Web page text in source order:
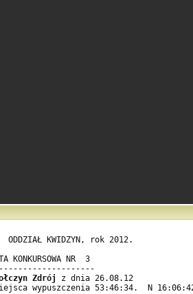
ODDZIAŁ KWIDZYN,
LISTA
Zdrój
z dnia
miejsca wypuszczenia 53:46:34.  N